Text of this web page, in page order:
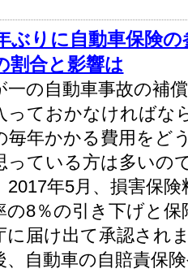
ぶりに自動車保険
割合と影響は
一の自動車事故の補
っておかなければな
毎年かかる費用をど
っている方は多いの
2017年5月、損害保
の8％の引き下げと
に届け出て承認され
、自動車の自賠責保